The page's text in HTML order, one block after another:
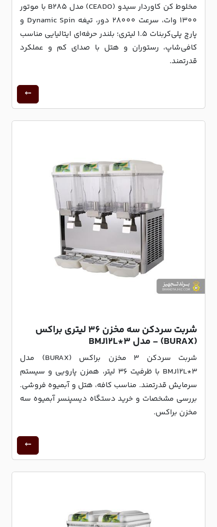
مخلوط کن کاوردار سیدو (CEADO) مدل B285 با موتور
1300 وات، سرعت 28000 دور، تیغه Dynamic Spin و
پارچ پلی‌کربنات 1.5 لیتری؛ بلندر حرفه‌ای ایتالیایی مناسب
کافی‌شاپ، رستوران و هتل با صدای کم و عملکرد
قدرتمند.
شربت سردکن سه مخزن 36 لیتری براکس
(BURAX) - مدل BMJ12L*3
شربت سردکن 3 مخزن براکس (BURAX) مدل
BMJ12L*3 با ظرفیت 36 لیتر، همزن پارویی و سیستم
سرمایش قدرتمند. مناسب کافه، هتل و آبمیوه فروشی.
بررسی مشخصات و خرید دستگاه دیسپنسر آبمیوه سه
مخزن براکس.